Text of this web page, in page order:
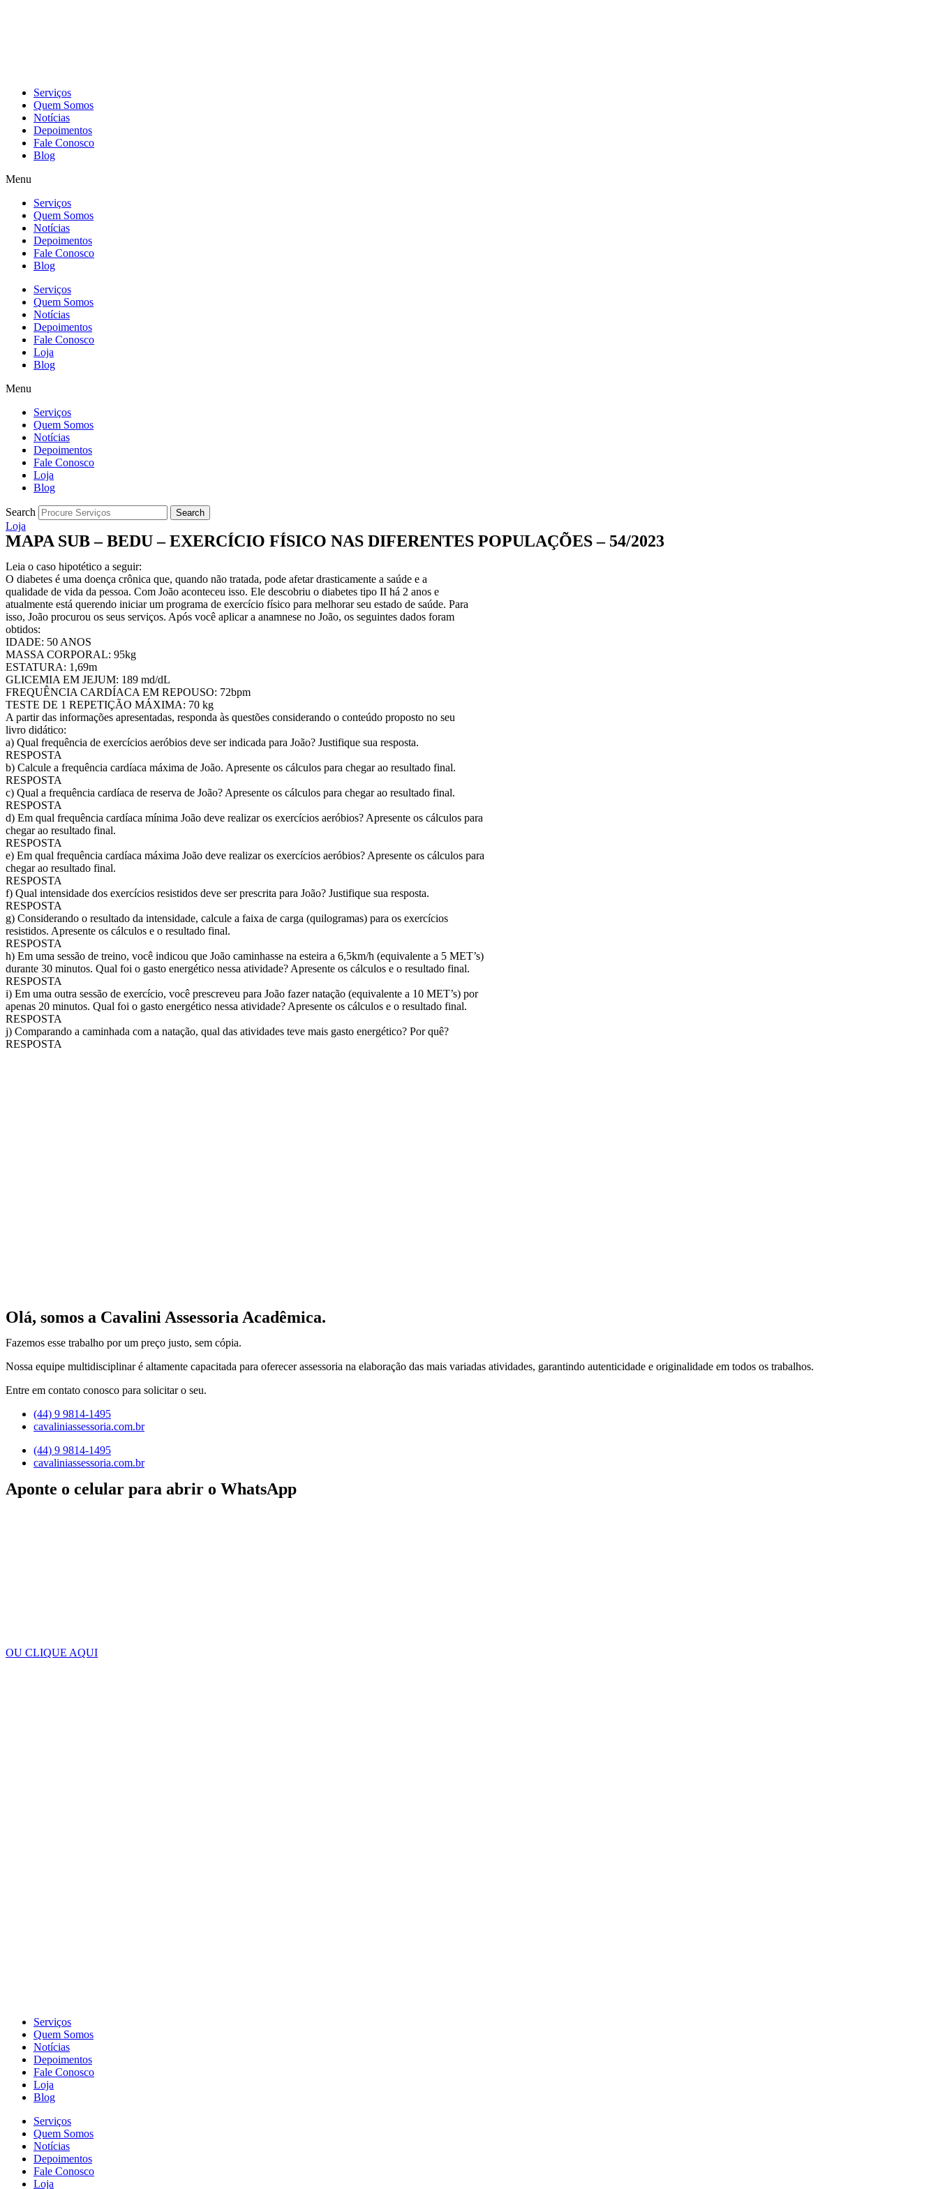
Serviços
Quem Somos
Notícias
Depoimentos
Fale Conosco
Blog
Menu
Serviços
Quem Somos
Notícias
Depoimentos
Fale Conosco
Blog
Serviços
Quem Somos
Notícias
Depoimentos
Fale Conosco
Loja
Blog
Menu
Serviços
Quem Somos
Notícias
Depoimentos
Fale Conosco
Loja
Blog
Search Search
Loja
MAPA SUB – BEDU – EXERCÍCIO FÍSICO NAS DIFERENTES POPULAÇÕES – 54/2023
Leia o caso hipotético a seguir:
O diabetes é uma doença crônica que, quando não tratada, pode afetar drasticamente a saúde e a
qualidade de vida da pessoa. Com João aconteceu isso. Ele descobriu o diabetes tipo II há 2 anos e
atualmente está querendo iniciar um programa de exercício físico para melhorar seu estado de saúde. Para
isso, João procurou os seus serviços. Após você aplicar a anamnese no João, os seguintes dados foram
obtidos:
IDADE: 50 ANOS
MASSA CORPORAL: 95kg
ESTATURA: 1,69m
GLICEMIA EM JEJUM: 189 md/dL
FREQUÊNCIA CARDÍACA EM REPOUSO: 72bpm
TESTE DE 1 REPETIÇÃO MÁXIMA: 70 kg
A partir das informações apresentadas, responda às questões considerando o conteúdo proposto no seu
livro didático:
a) Qual frequência de exercícios aeróbios deve ser indicada para João? Justifique sua resposta.
RESPOSTA
b) Calcule a frequência cardíaca máxima de João. Apresente os cálculos para chegar ao resultado final.
RESPOSTA
c) Qual a frequência cardíaca de reserva de João? Apresente os cálculos para chegar ao resultado final.
RESPOSTA
d) Em qual frequência cardíaca mínima João deve realizar os exercícios aeróbios? Apresente os cálculos para
chegar ao resultado final.
RESPOSTA
e) Em qual frequência cardíaca máxima João deve realizar os exercícios aeróbios? Apresente os cálculos para
chegar ao resultado final.
RESPOSTA
f) Qual intensidade dos exercícios resistidos deve ser prescrita para João? Justifique sua resposta.
RESPOSTA
g) Considerando o resultado da intensidade, calcule a faixa de carga (quilogramas) para os exercícios
resistidos. Apresente os cálculos e o resultado final.
RESPOSTA
h) Em uma sessão de treino, você indicou que João caminhasse na esteira a 6,5km/h (equivalente a 5 MET’s)
durante 30 minutos. Qual foi o gasto energético nessa atividade? Apresente os cálculos e o resultado final.
RESPOSTA
i) Em uma outra sessão de exercício, você prescreveu para João fazer natação (equivalente a 10 MET’s) por
apenas 20 minutos. Qual foi o gasto energético nessa atividade? Apresente os cálculos e o resultado final.
RESPOSTA
j) Comparando a caminhada com a natação, qual das atividades teve mais gasto energético? Por quê?
RESPOSTA
Olá, somos a Cavalini Assessoria Acadêmica.
Fazemos esse trabalho por um preço justo, sem cópia.
Nossa equipe multidisciplinar é altamente capacitada para oferecer assessoria na elaboração das mais variadas atividades, garantindo autenticidade e originalidade em todos os trabalhos.
Entre em contato conosco para solicitar o seu.
(44) 9 9814-1495
cavaliniassessoria.com.br
(44) 9 9814-1495
cavaliniassessoria.com.br
Aponte o celular para abrir o WhatsApp
OU CLIQUE AQUI
Serviços
Quem Somos
Notícias
Depoimentos
Fale Conosco
Loja
Blog
Serviços
Quem Somos
Notícias
Depoimentos
Fale Conosco
Loja